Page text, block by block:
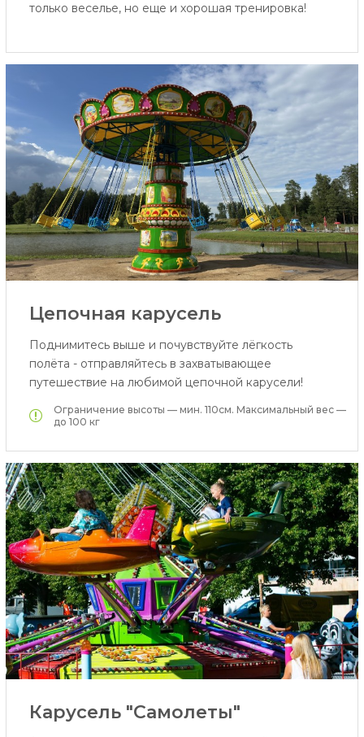
только веселье, но еще и хорошая тренировка!
Цепочная карусель
Поднимитесь выше и почувствуйте лёгкость
полёта - отправляйтесь в захватывающее
путешествие на любимой цепочной карусели!
Oграничение высоты — мин. 110см. Максимальный вес —
до 100 кг
Карусель "Самолеты"